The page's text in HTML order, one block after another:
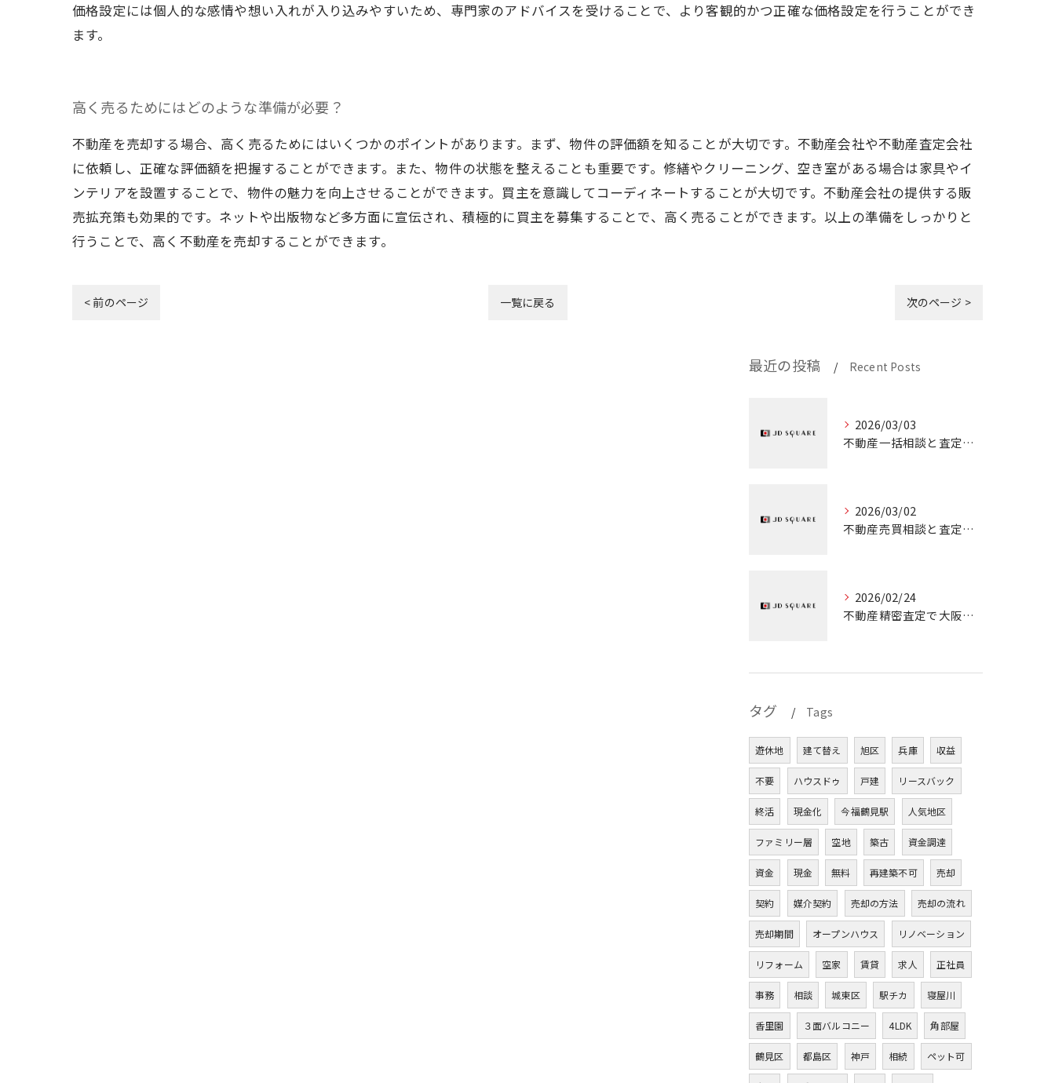
価格設定には個人的な感情や想い入れが入り込みやすいため、専門家のアドバイスを受けることで、より客観的かつ正確な価格設定を行うことができ
ます。
高く売るためにはどのような準備が必要？
不動産を売却する場合、高く売るためにはいくつかのポイントがあります。まず、物件の評価額を知ることが大切です。不動産会社や不動産査定会社
に依頼し、正確な評価額を把握することができます。また、物件の状態を整えることも重要です。修繕やクリーニング、空き室がある場合は家具やイ
ンテリアを設置することで、物件の魅力を向上させることができます。買主を意識してコーディネートすることが大切です。不動産会社の提供する販
売拡充策も効果的です。ネットや出版物など多方面に宣伝され、積極的に買主を募集することで、高く売ることができます。以上の準備をしっかりと
行うことで、高く不動産を売却することができます。
< 前のページ 一覧に戻る 次のページ >
最近の投稿 Recent Posts
2026/03/03
不動産一括相談と査定を大阪市城東区で安心して活用するための実践ガイド
2026/03/02
不動産売買相談と査定を大阪府でスムーズに行う実践ガイド
2026/02/24
不動産精密査定で大阪府の売却を成功に導くための実践ポイント解説
タグ Tags
遊休地 建て替え 旭区 兵庫 収益
不要 ハウスドゥ 戸建 リースバック
終活 現金化 今福鶴見駅 人気地区
ファミリー層 空地 築古 資金調達
資金 現金 無料 再建築不可 売却
契約 媒介契約 売却の方法 売却の流れ
売却期間 オープンハウス リノベーション
リフォーム 空家 賃貸 求人 正社員
事務 相談 城東区 駅チカ 寝屋川
香里園 ３面バルコニー 4LDK 角部屋
鶴見区 都島区 神戸 相続 ペット可